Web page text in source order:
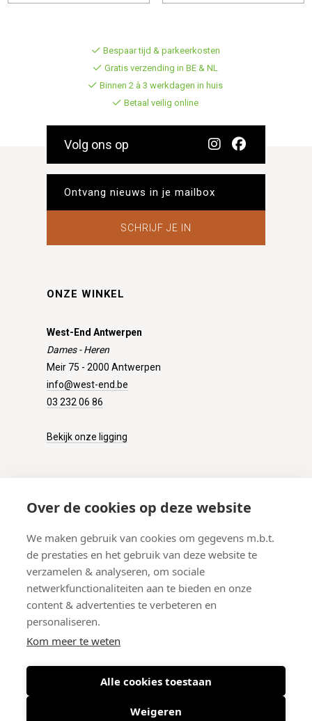
Over de cookies op deze website
We maken gebruik van cookies om gegevens m.b.t.
de prestaties en het gebruik van deze website te
verzamelen & analyseren, om sociale
netwerkfunctionaliteiten aan te bieden en onze
content & advertenties te verbeteren en
personaliseren.
Kom meer te weten
Alle cookies toestaan
Weigeren
Bespaar tijd & parkeerkosten
Gratis verzending in BE & NL
Binnen 2 à 3 werkdagen in huis
Betaal veilig online
Volg ons op
SCHRIJF JE IN
ONZE WINKEL
West-End Antwerpen
Dames - Heren
Meir 75 - 2000 Antwerpen
info@west-end.be
03 232 06 86
Bekijk onze ligging
Verzenden
Retourneren
Betalen
Veelgestelde vragen
© 2026 West-End BV-Meir 75, 2000 Antwerpen (België)
Algemene voorwaarden